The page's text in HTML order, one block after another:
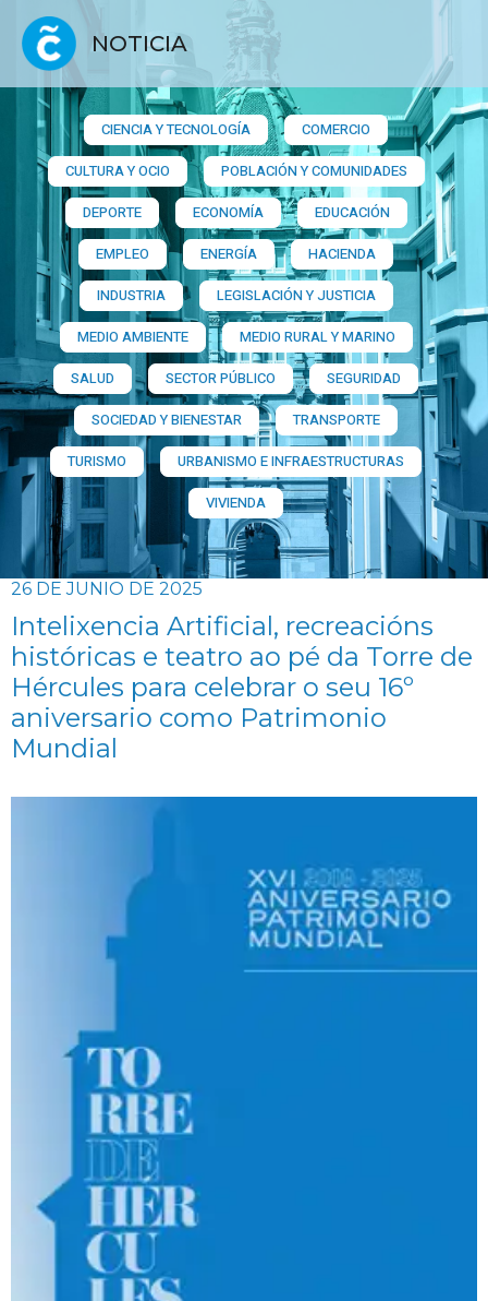
NOTICIA
CIENCIA Y TECNOLOGÍA
COMERCIO
CULTURA Y OCIO
POBLACIÓN Y COMUNIDADES
DEPORTE
ECONOMÍA
EDUCACIÓN
EMPLEO
ENERGÍA
HACIENDA
INDUSTRIA
LEGISLACIÓN Y JUSTICIA
MEDIO AMBIENTE
MEDIO RURAL Y MARINO
SALUD
SECTOR PÚBLICO
SEGURIDAD
SOCIEDAD Y BIENESTAR
TRANSPORTE
TURISMO
URBANISMO E INFRAESTRUCTURAS
VIVIENDA
26 DE JUNIO DE 2025
Intelixencia Artificial, recreacións
históricas e teatro ao pé da Torre de
Hércules para celebrar o seu 16º
aniversario como Patrimonio
Mundial